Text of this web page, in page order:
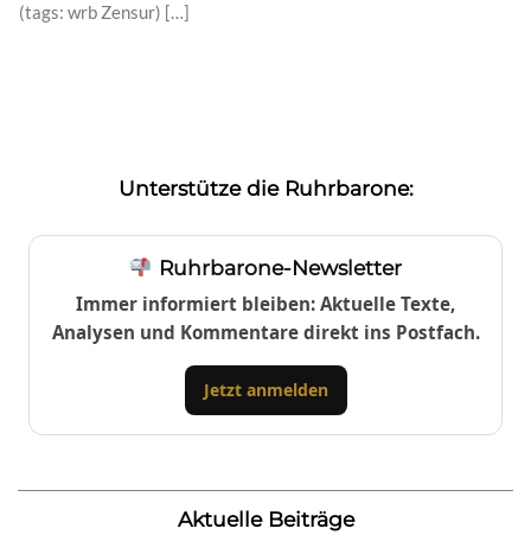
(tags: wrb Zensur) […]
Unterstütze die Ruhrbarone:
Ruhrbarone-Newsletter
Immer informiert bleiben: Aktuelle Texte,
Analysen und Kommentare direkt ins Postfach.
Jetzt anmelden
Aktuelle Beiträge